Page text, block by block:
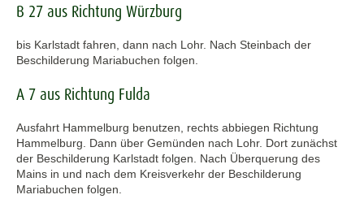
B 27 aus Richtung Würzburg
bis Karlstadt fahren, dann nach Lohr. Nach Steinbach der
Beschilderung Mariabuchen folgen.
A 7 aus Richtung Fulda
Ausfahrt Hammelburg benutzen, rechts abbiegen Richtung
Hammelburg. Dann über Gemünden nach Lohr. Dort zunächst
der Beschilderung Karlstadt folgen. Nach Überquerung des
Mains in und nach dem Kreisverkehr der Beschilderung
Mariabuchen folgen.